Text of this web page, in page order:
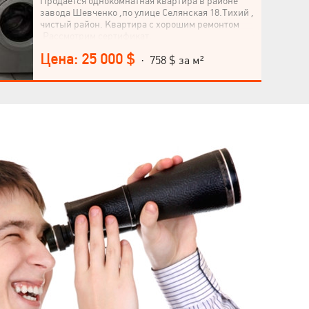
завода Шевченко ,по улице Селянская 18.Тихий ,
чистый район. Квартира с хорошим ремонтом
Цена: 25 000 $ · 758 $ за м²
Язык